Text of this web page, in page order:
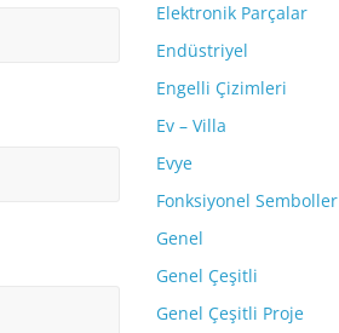
Elektronik Parçalar
Endüstriyel
Engelli Çizimleri
Ev – Villa
Evye
Fonksiyonel Semboller
Genel
Genel Çeşitli
Genel Çeşitli Proje